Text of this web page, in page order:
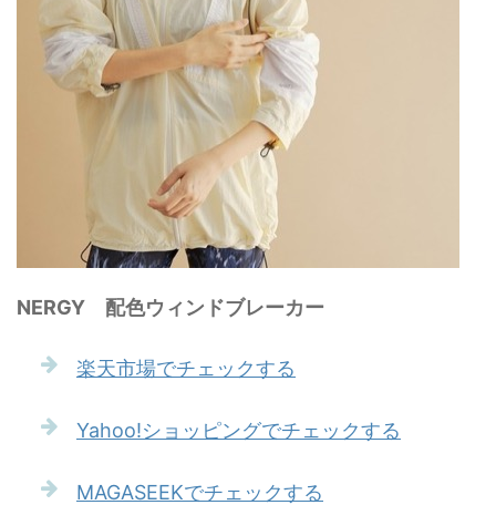
NERGY 配色ウィンドブレーカー
楽天市場でチェックする
Yahoo!ショッピングでチェックする
MAGASEEKでチェックする